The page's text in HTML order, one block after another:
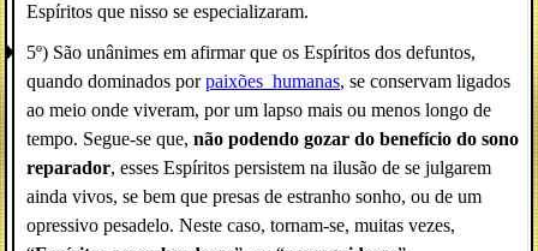
Espíritos que nisso se especializaram.
5º) São unânimes em afirmar que os Espíritos dos defuntos,
quando dominados porpaixões_humanas, se conservam ligados
ao meio onde viveram, por um lapso mais ou menos longo de
tempo. Segue-se que, não podendo gozar do benefício do sono
reparador, esses Espíritos persistem na ilusão de se julgarem
ainda vivos, se bem que presas de estranho sonho, ou de um
opressivo pesadelo. Neste caso, tornam-se, muitas vezes,